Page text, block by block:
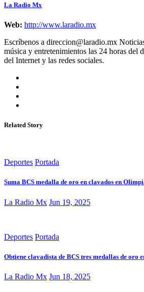
La Radio Mx
Web: http://www.laradio.mx
Escríbenos a direccion@laradio.mx
música y entretenimientos las 24 horas del
del Internet y las redes sociales.
Related Story
Deportes Portada
Suma BCS medalla de oro en clavados en
La Radio Mx Jun 19, 2025
Deportes Portada
Obtiene clavadista de BCS tres medallas de oro
La Radio Mx Jun 18, 2025